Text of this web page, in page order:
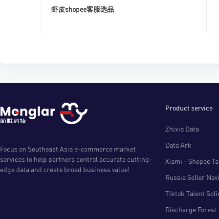
虾皮shopee客服选品
Focus on Southeast Asia e-commerce market
services to help partners control accurate cutting-
edge data and create broad business value!
Product service
Zhixia Data
Data Ark
Xiami - Shopee
Russia Seller
Tiktok Talent
Discharge Forest